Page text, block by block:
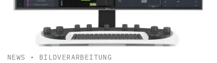
NEWS • BILDVERARBEITUNG